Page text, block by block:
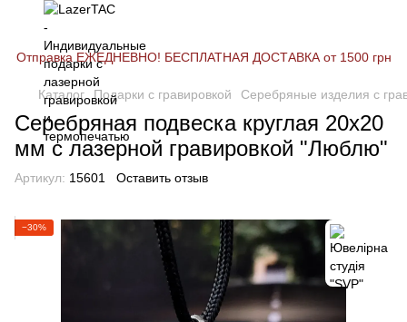
Отправка ЕЖЕДНЕВНО! БЕСПЛАТНАЯ ДОСТАВКА от 1500 грн
Каталог Подарки с гравировкой Серебряные изделия с
Серебряная подвеска круглая 20х20
мм с лазерной гравировкой "Люблю"
Артикул: 15601 Оставить отзыв
−30%